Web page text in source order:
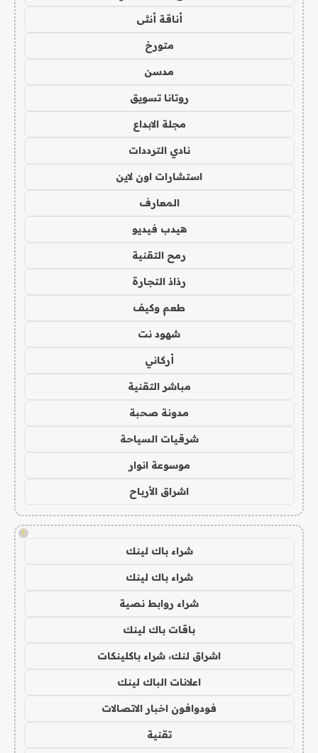
أناقة أنثى
متورخ
مدسن
روتانا تسويق
مجلة الابداع
نادي الترددات
استشارات اون لاين
المعارف
هيدب فيديو
رمح التقنية
رذاذ التجارة
طعم وكيف
شهود نت
أركاني
مباشر التقنية
مدونة صحبة
شرقيات السياحة
موسوعة انوار
اشراق الأرباح
!
شراء باك لينك
شراء باك لينك
شراء روابط نصية
باقات باك لينك
اشراق لنك، شراء باكلينكات
اعلانات الباك لينك
فودوافون اخبار الاتصالات
تقنية